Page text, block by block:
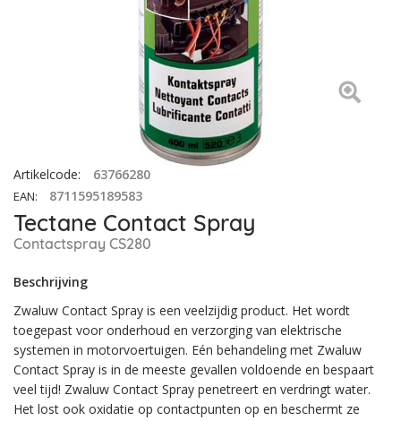
Artikelcode: 63766280
EAN: 8711595189583
Tectane Contact Spray
Contactspray CS280
Beschrijving
Zwaluw Contact Spray is een veelzijdig product. Het wordt
toegepast voor onderhoud en verzorging van elektrische
systemen in motorvoertuigen. Eén behandeling met Zwaluw
Contact Spray is in de meeste gevallen voldoende en bespaart
veel tijd! Zwaluw Contact Spray penetreert en verdringt water.
Het lost ook oxidatie op contactpunten op en beschermt ze